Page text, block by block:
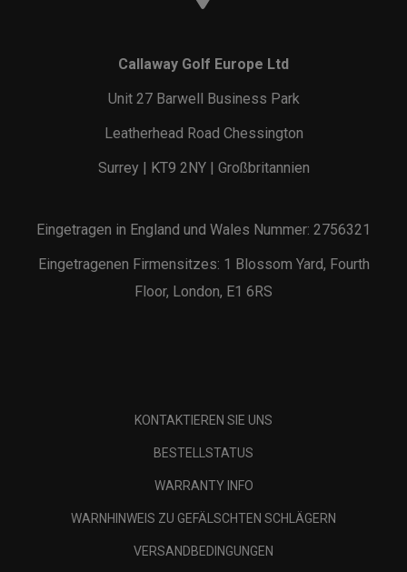
Callaway Golf Europe Ltd
Unit 27 Barwell Business Park
Leatherhead Road Chessington
Surrey | KT9 2NY | Großbritannien
Eingetragen in England und Wales Nummer: 2756321
Eingetragenen Firmensitzes: 1 Blossom Yard, Fourth
Floor, London, E1 6RS
KONTAKTIEREN SIE UNS
BESTELLSTATUS
WARRANTY INFO
WARNHINWEIS ZU GEFÄLSCHTEN SCHLÄGERN
VERSANDBEDINGUNGEN